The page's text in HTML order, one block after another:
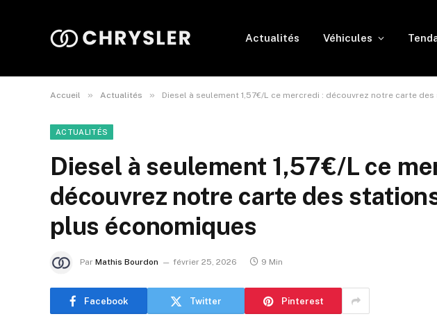
Actualités Véhicules
Accueil » Actualités » Diesel à seulement 1,57€/L ce mercredi : découvrez notre carte
ACTUALITÉS
Diesel à seulement 1,57€/L ce
découvrez notre carte des
plus économiques
Par Mathis Bourdon février 25, 2026 9 Min
Facebook Twitter Pinterest